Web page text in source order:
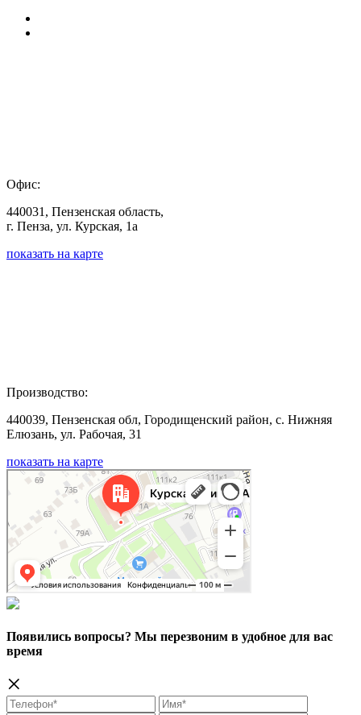
Офис:
440031, Пензенская область,
г. Пенза, ул. Курская, 1а
показать на карте
Производство:
440039, Пензенская обл, Городищенский район, с. Нижняя
Елюзань, ул. Рабочая, 31
показать на карте
Появились вопросы? Мы перезвоним в удобное для вас
время
×